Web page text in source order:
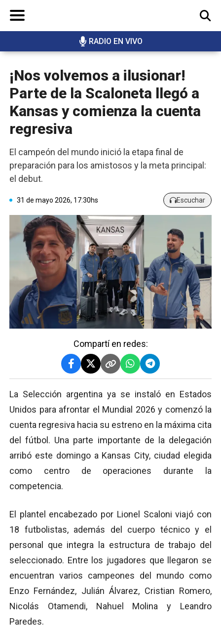
RADIO EN VIVO
BUSCAR
¡Nos volvemos a ilusionar!
Parte de la Scaloneta llegó a
Kansas y comienza la cuenta
regresiva
El campeón del mundo inició la etapa final de
preparación para los amistosos y la meta principal:
el debut.
31 de mayo 2026, 17:30hs Escuchar
Compartí en redes:
La Selección argentina ya se instaló en Estados
Unidos para afrontar el Mundial 2026 y comenzó la
cuenta regresiva hacia su estreno en la máxima cita
del fútbol. Una parte importante de la delegación
arribó este domingo a Kansas City, ciudad elegida
como centro de operaciones durante la
competencia.
El plantel encabezado por Lionel Scaloni viajó con
18 futbolistas, además del cuerpo técnico y el
personal que integra la estructura de trabajo del
seleccionado. Entre los jugadores que llegaron se
encuentran varios campeones del mundo como
Enzo Fernández, Julián Álvarez, Cristian Romero,
Nicolás Otamendi, Nahuel Molina y Leandro
Paredes.